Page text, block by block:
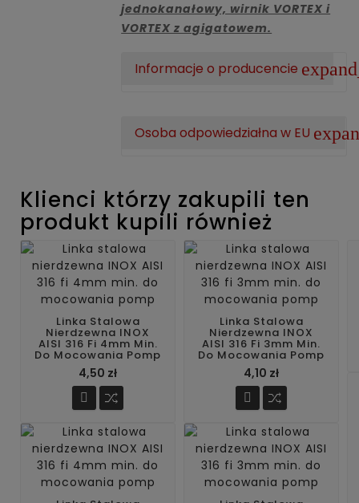
jednokanałowy, wirnik VORTEX i
VORTEX z agigatowem.
Informacje o producencie
Osoba odpowiedziałna w EU
Klienci którzy zakupili ten
produkt kupili również
Linka Stalowa
Nierdzewna INOX
AISI 316 Fi 4mm Min.
Do Mocowania Pomp
4,50 zł

Linka Stalowa
Nierdzewna INOX
AISI 316 Fi 3mm Min.
Do Mocowania Pomp
4,10 zł
